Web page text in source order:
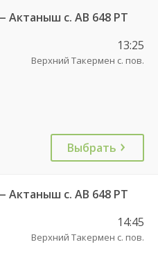
с. АВ 648 РТ
13:25
Верхний Такермен с. пов.
Выбрать
с. АВ 648 РТ
14:45
Верхний Такермен с. пов.